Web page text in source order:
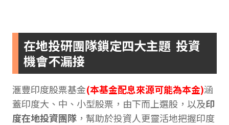
在地投研團隊鎖定四大主題 投資
機會不漏接
滙豐印度股票基金(本基金配息來源可能為本金)涵
蓋印度大、中、小型股票，由下而上選股，以及印
度在地投資團隊 ，幫助於投資人更靈活地把握印度